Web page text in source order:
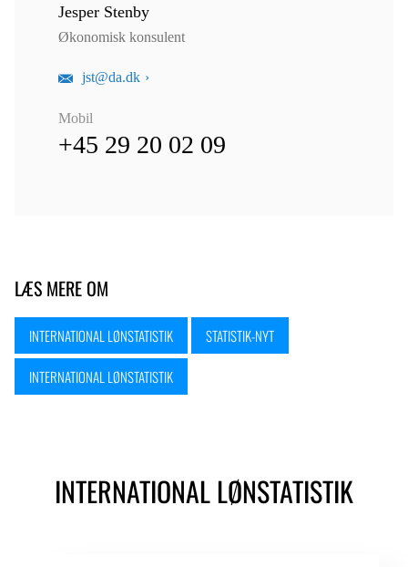
Jesper Stenby
Økonomisk konsulent
jst@da.dk
Mobil
+45 29 20 02 09
LÆS MERE OM
INTERNATIONAL LØNSTATISTIK STATISTIK-NYT
INTERNATIONAL LØNSTATISTIK
INTERNATIONAL LØNSTATISTIK